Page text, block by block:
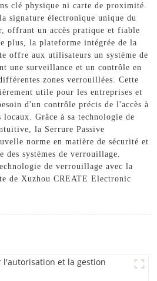
clé physique ni carte de proximité.
signature électronique unique du
offrant un accès pratique et fiable
plus, la plateforme intégrée de la
offre aux utilisateurs un système de
une surveillance et un contrôle en
zones verrouillées. Cette
utile pour les entreprises et
d'un contrôle précis de l'accès à
locaux. Grâce à sa technologie de
la Serrure Passive
norme en matière de sécurité et
des systèmes de verrouillage.
de verrouillage avec la
de Xuzhou CREATE Electronic